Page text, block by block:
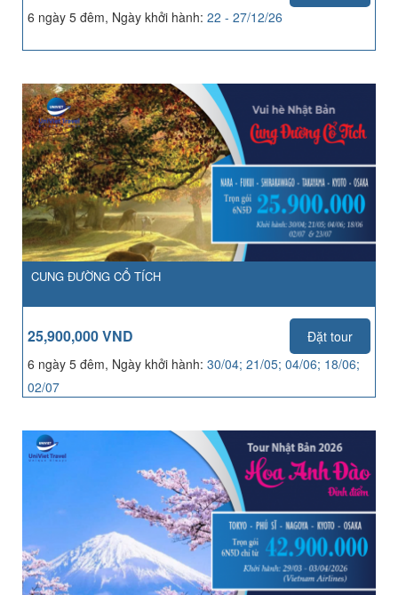
6 ngày 5 đêm, Ngày khởi hành: 22 - 27/12/26
CUNG ĐƯỜNG CỔ TÍCH
25,900,000 VND
Đặt tour
6 ngày 5 đêm, Ngày khởi hành: 30/04; 21/05; 04/06; 18/06;
02/07